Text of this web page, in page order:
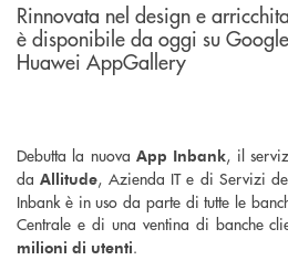
Rinnovata nel design e
è disponibile da oggi su
Huawei AppGallery
Debutta la nuova App Inbank, il
daAllitude, Azienda IT e di Servizi
Inbank è in uso da parte di tutte le
Centrale e di una ventina di banche
milioni di utenti.